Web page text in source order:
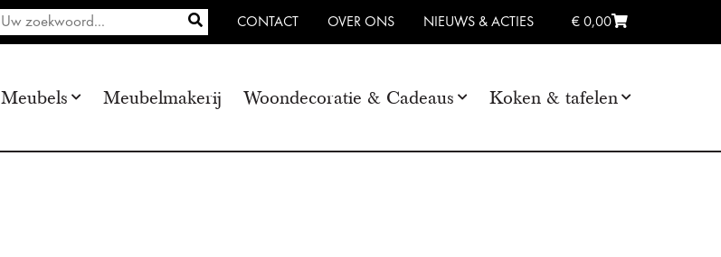
CONTACT OVER ONS NIEUWS & ACTIES € 0,00
Meubels Meubelmakerij Woondecoratie & Cadeaus Koken & tafelen